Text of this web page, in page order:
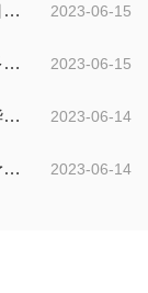
2023-06-15
出口退税需要满足什么条件？出口退税有几种方式？
2023-06-15
环球今头条！仲裁的执行期限是多久？仲裁法第六十二条的内容是什么？
2023-06-14
办理专利申请需要哪些费用？中华人民共和国专利法实施细则第九十三条内容是什么？_世界讯息
2023-06-14
工伤认定办法是怎样的？工伤不予认定的三个条件是什么？